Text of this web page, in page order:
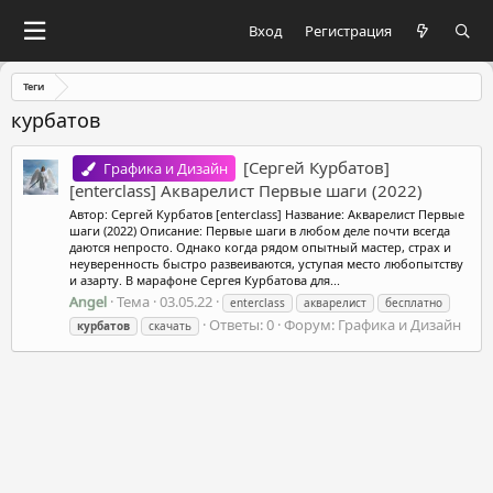
Вход Регистрация
Теги
курбатов
Графика и Дизайн
[Сергей Курбатов]
[enterclass] Акварелист Первые шаги (2022)
Автор: Сергей Курбатов [enterclass] Название: Акварелист Первые
шаги (2022) Описание: Первые шаги в любом деле почти всегда
даются непросто. Однако когда рядом опытный мастер, страх и
неуверенность быстро развеиваются, уступая место любопытству
и азарту. В марафоне Сергея Курбатова для...
Angel Тема 03.05.22 enterclass акварелист
бесплатно
курбатов
скачать Ответы: 0 Форум: Графика и Дизайн